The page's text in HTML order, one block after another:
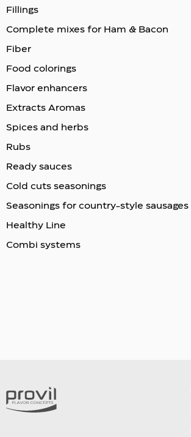
Fillings
Complete mixes for Ham & Bacon
Fiber
Food colorings
Flavor enhancers
Extracts Aromas
Spices and herbs
Rubs
Ready sauces
Cold cuts seasonings
Seasonings for country-style sausages
Healthy Line
Combi systems